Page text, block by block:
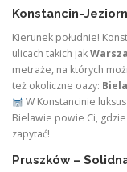
Konstancin-
Kierunek południe!
ulicach takich jak
metraże, na których
też okoliczne oazy:
W Konstancinie
Bielawie powie Ci,
zapytać!
Pruszków –